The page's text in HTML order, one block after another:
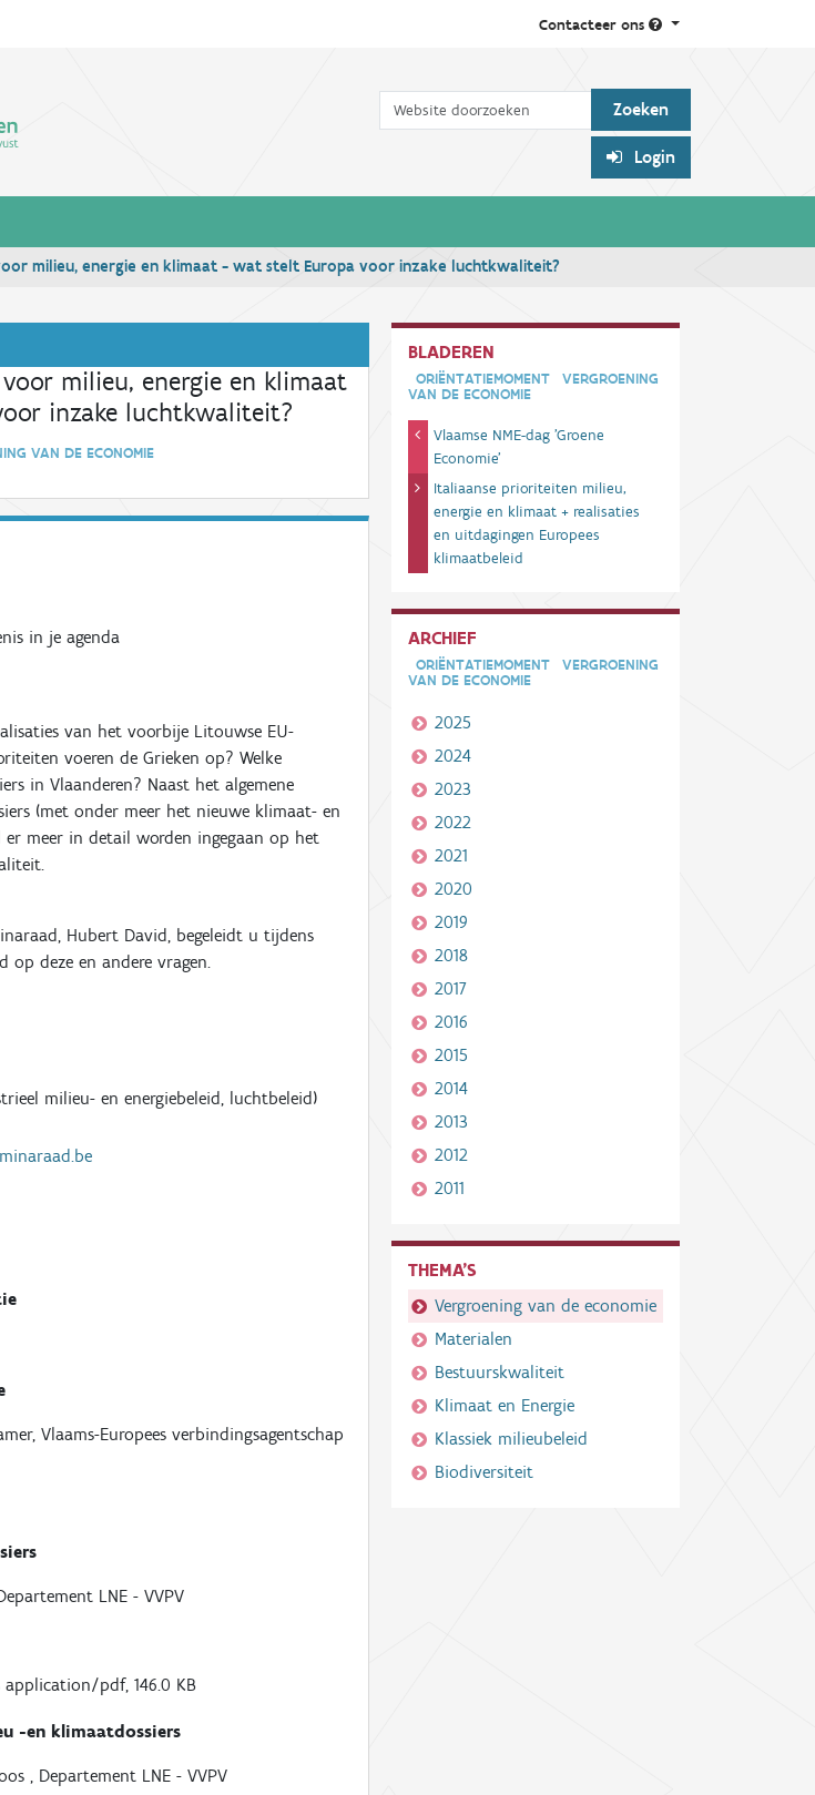
Contacteer ons
Zoek
Login
milieu, energie en klimaat - wat stelt Europa voor inzake luchtkwaliteit?
milieu, energie en klimaat
inzake luchtkwaliteit?
VAN DE ECONOMIE
in je agenda
van het voorbije Litouwse EU-
voeren de Grieken op? Welke
in Vlaanderen? Naast het algemene
(met onder meer het nieuwe klimaat- en
meer in detail worden ingegaan op het
Hubert David, begeleidt u tijdens
op deze en andere vragen.
milieu- en energiebeleid, luchtbeleid)
Vlaams-Europees verbindingsagentschap
LNE - VVPV
application/pdf, 146.0 KB
-en klimaatdossiers
, Departement LNE - VVPV
BLADEREN
ORIËNTATIEMOMENT
VERGROENING
VAN DE ECONOMIE
Vlaamse NME-dag 'Groene
Economie'
Italiaanse prioriteiten milieu,
energie en klimaat + realisaties
en uitdagingen Europees
klimaatbeleid
ARCHIEF
ORIËNTATIEMOMENT
VERGROENING
VAN DE ECONOMIE
2025
2024
2023
2022
2021
2020
2019
2018
2017
2016
2015
2014
2013
2012
2011
THEMA'S
Vergroening van de economie
Materialen
Bestuurskwaliteit
Klimaat en Energie
Klassiek milieubeleid
Biodiversiteit